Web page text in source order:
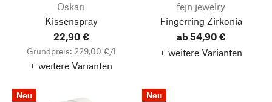
Oskari
Kissenspray
22,90 €
Grundpreis: 229,00 €/l
+ weitere Varianten
fejn jewelry
Fingerring Zirkonia
ab 54,90 €
+ weitere Varianten
Neu Neu